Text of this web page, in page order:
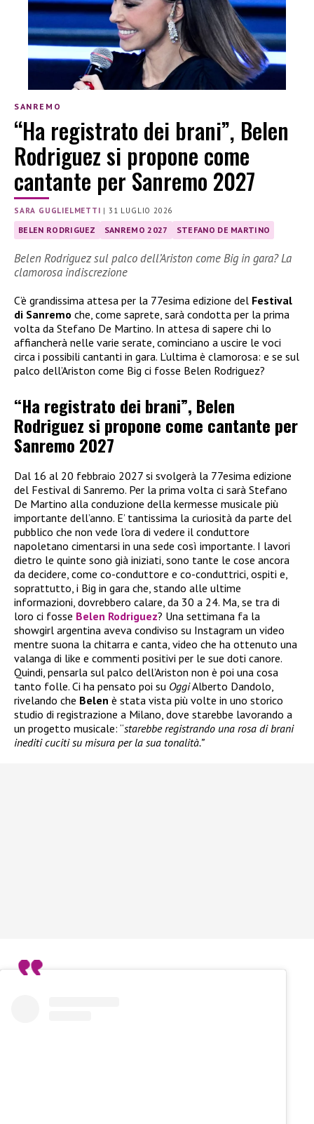
SANREMO
“Ha registrato dei brani”, Belen
Rodriguez si propone come
cantante per Sanremo 2027
SARA GUGLIELMETTI |31 LUGLIO 2026
BELEN RODRIGUEZ SANREMO 2027 STEFANO DE MARTINO
Belen Rodriguez sul palco dell’Ariston come Big in gara? La
clamorosa indiscrezione
C’è grandissima attesa per la 77esima edizione del Festival
di Sanremo che, come saprete, sarà condotta per la prima
volta da Stefano De Martino. In attesa di sapere chi lo
affiancherà nelle varie serate, cominciano a uscire le voci
circa i possibili cantanti in gara. L’ultima è clamorosa: e se sul
palco dell’Ariston come Big ci fosse Belen Rodriguez?
“Ha registrato dei brani”, Belen
Rodriguez si propone come cantante per
Sanremo 2027
Dal 16 al 20 febbraio 2027 si svolgerà la 77esima edizione
del Festival di Sanremo. Per la prima volta ci sarà Stefano
De Martino alla conduzione della kermesse musicale più
importante dell’anno. E’ tantissima la curiosità da parte del
pubblico che non vede l’ora di vedere il conduttore
napoletano cimentarsi in una sede così importante. I lavori
dietro le quinte sono già iniziati, sono tante le cose ancora
da decidere, come co-conduttore e co-conduttrici, ospiti e,
soprattutto, i Big in gara che, stando alle ultime
informazioni, dovrebbero calare, da 30 a 24. Ma, se tra di
loro ci fosse Belen Rodriguez? Una settimana fa la
showgirl argentina aveva condiviso su Instagram un video
mentre suona la chitarra e canta, video che ha ottenuto una
valanga di like e commenti positivi per le sue doti canore.
Quindi, pensarla sul palco dell’Ariston non è poi una cosa
tanto folle. Ci ha pensato poi su OggiAlberto Dandolo,
rivelando che Belen è stata vista più volte in uno storico
studio di registrazione a Milano, dove starebbe lavorando a
un progetto musicale: “starebbe registrando una rosa di brani
inediti cuciti su misura per la sua tonalità.”